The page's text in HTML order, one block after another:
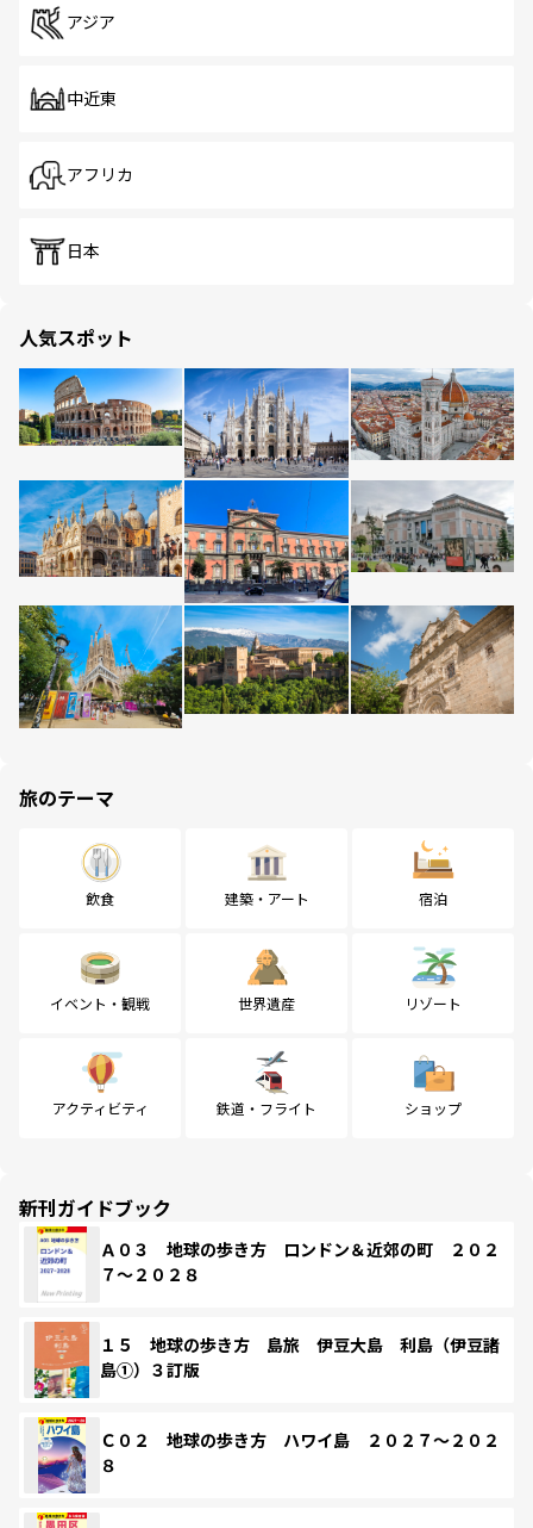
アジア
中近東
アフリカ
日本
人気スポット
旅のテーマ
飲食 建築・アート 宿泊
イベント・観戦 世界遺産 リゾート
アクティビティ 鉄道・フライト ショップ
新刊ガイドブック
Ａ０３ 地球の歩き方 ロンドン＆近郊の町 ２０２
７～２０２８
１５ 地球の歩き方 島旅 伊豆大島 利島（伊豆諸
島①）３訂版
Ｃ０２ 地球の歩き方 ハワイ島 ２０２７～２０２
８